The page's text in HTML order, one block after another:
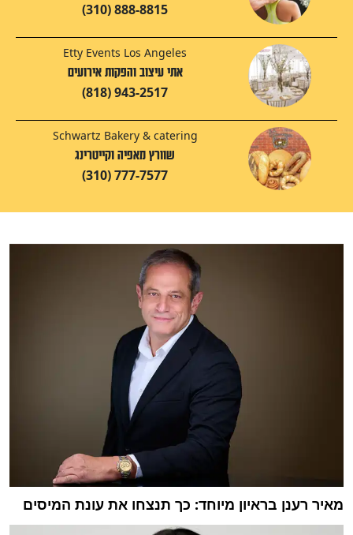
(310) 888-8815
Etty Events Los Angeles
אתי עיצוב והפקות אירועים
(818) 943-2517
Schwartz Bakery & catering
שוורץ מאפיה וקייטרינג
(310) 777-7577
מאיר רענן בראיון מיוחד: כך תנצחו את עונת המיסים